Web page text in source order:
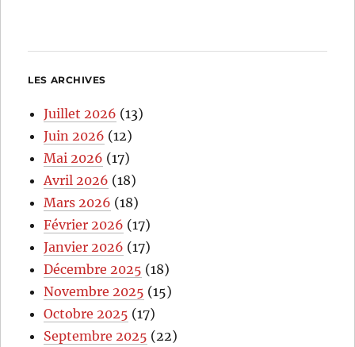
LES ARCHIVES
Juillet 2026 (13)
Juin 2026 (12)
Mai 2026 (17)
Avril 2026 (18)
Mars 2026 (18)
Février 2026 (17)
Janvier 2026 (17)
Décembre 2025 (18)
Novembre 2025 (15)
Octobre 2025 (17)
Septembre 2025 (22)